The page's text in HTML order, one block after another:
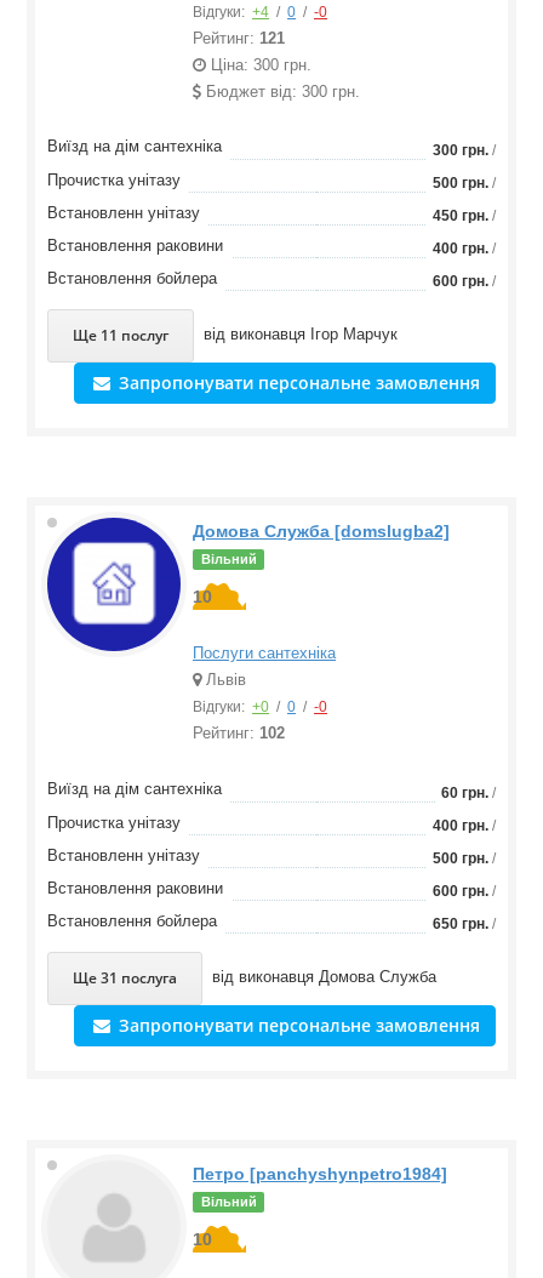
Відгуки: +4 / 0 / -0
Рейтинг: 121
Ціна: 300 грн.
Бюджет від: 300 грн.
Виїзд на дім сантехніка 300 грн. /
Прочистка унітазу 500 грн. /
Встановленн унітазу 450 грн. /
Встановлення раковини 400 грн. /
Встановлення бойлера 600 грн. /
Ще 11 послуг від виконавця Ігор Марчук
Запропонувати персональне замовлення
Домова Служба [domslugba2]
Вільний
10
Послуги сантехніка
Львів
Відгуки: +0 / 0 / -0
Рейтинг: 102
Виїзд на дім сантехніка 60 грн. /
Прочистка унітазу 400 грн. /
Встановленн унітазу 500 грн. /
Встановлення раковини 600 грн. /
Встановлення бойлера 650 грн. /
Ще 31 послуга від виконавця Домова Служба
Запропонувати персональне замовлення
Петро [panchyshynpetro1984]
Вільний
10